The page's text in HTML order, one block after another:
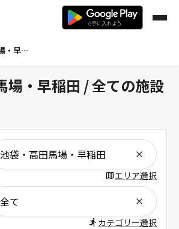
池袋・高田馬場・早稲田 全て
場・早稲田 / 全ての施設
エリア選択
カテゴリー選択